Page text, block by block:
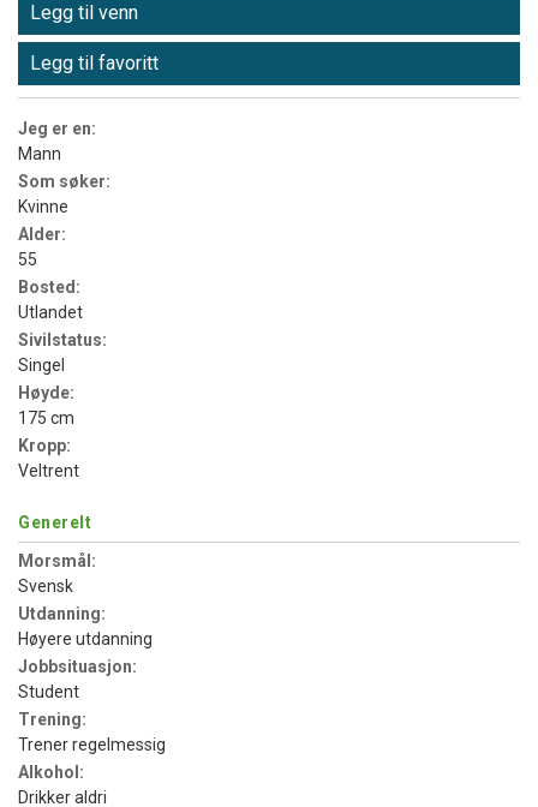
Legg til venn
Legg til favoritt
Jeg er en:
Mann
Som søker:
Kvinne
Alder:
55
Bosted:
Utlandet
Sivilstatus:
Singel
Høyde:
175 cm
Kropp:
Veltrent
Generelt
Morsmål:
Svensk
Utdanning:
Høyere utdanning
Jobbsituasjon:
Student
Trening:
Trener regelmessig
Alkohol:
Drikker aldri